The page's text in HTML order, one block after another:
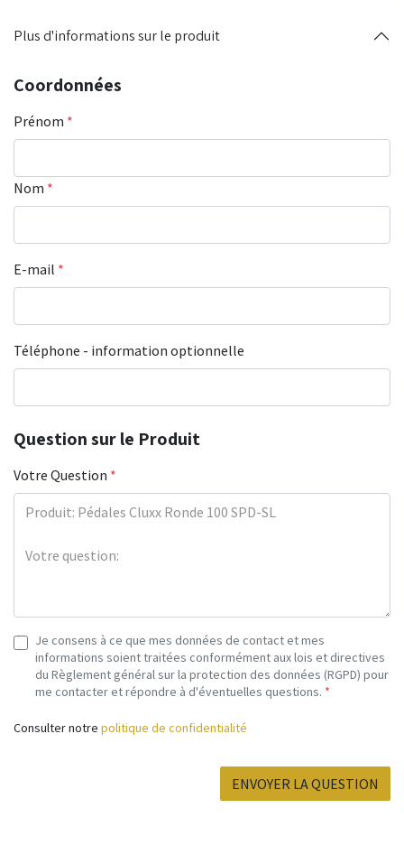
Plus d'informations sur le produit
Coordonnées
Prénom *
Nom *
E-mail *
Téléphone - information optionnelle
Question sur le Produit
Votre Question *
Je consens à ce que mes données de contact et mes
informations soient traitées conformément aux lois et directives
du Règlement général sur la protection des données (RGPD) pour
me contacter et répondre à d'éventuelles questions. *
Consulter notre politique de confidentialité
ENVOYER LA QUESTION